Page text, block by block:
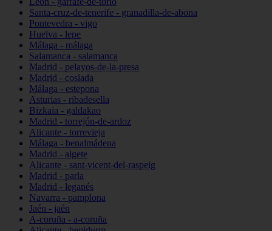
Santa-cruz-de-tenerife - granadilla-de-abona
Pontevedra - vigo
Huelva - lepe
Málaga - málaga
Salamanca - salamanca
Madrid - pelayos-de-la-presa
Madrid - coslada
Málaga - estepona
Asturias - ribadesella
Bizkaia - galdakao
Madrid - torrejón-de-ardoz
Alicante - torrevieja
Málaga - benalmádena
Madrid - algete
Alicante - sant-vicent-del-raspeig
Madrid - parla
Madrid - leganés
Navarra - pamplona
Jaén - jaén
A-coruña - a-coruña